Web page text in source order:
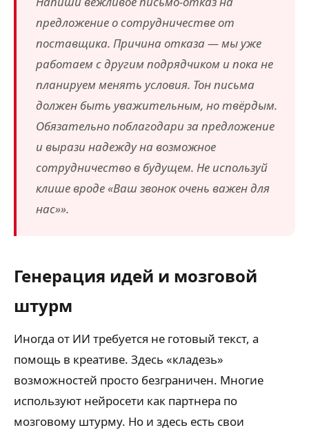
предложение о сотрудничестве от
поставщика. Причина отказа — мы уже
работаем с другим подрядчиком и пока не
планируем менять условия. Тон письма
должен быть уважительным, но твёрдым.
Обязательно поблагодари за предложение
и вырази надежду на возможное
сотрудничество в будущем. Не используй
клише вроде «Ваш звонок очень важен для
нас»».
Генерация идей и мозговой
штурм
Иногда от ИИ требуется не готовый текст, а
помощь в креативе. Здесь «кладезь»
возможностей просто безграничен. Многие
используют нейросети как партнера по
мозговому штурму. Но и здесь есть свои